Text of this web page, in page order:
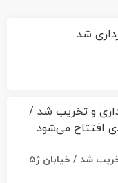
۳ باب مغازه محدوده پستک خریداری و تخریب شد / خیابان ژ۵